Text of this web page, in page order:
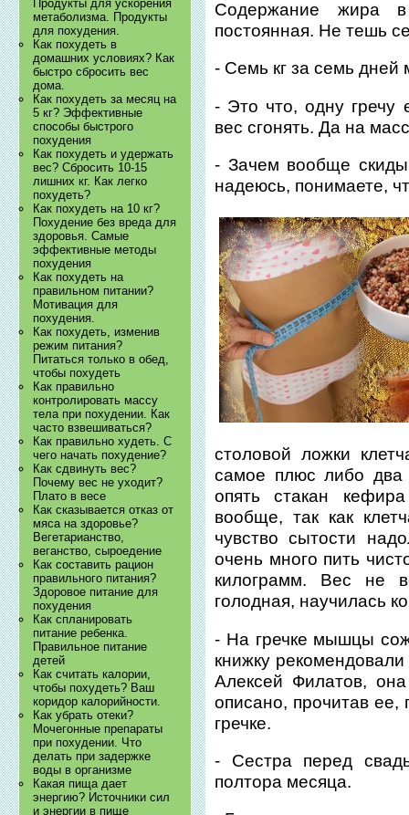
Продукты для ускорения
метаболизма. Продукты
для похудения.
Как похудеть в
домашних условиях? Как
быстро сбросить вес
дома.
Как похудеть за месяц на
5 кг? Эффективные
способы быстрого
похудения
Как похудеть и удержать
вес? Сбросить 10-15
лишних кг. Как легко
похудеть?
Как похудеть на 10 кг?
Похудение без вреда для
здоровья. Самые
эффективные методы
похудения
Как похудеть на
правильном питании?
Мотивация для
похудения.
Как похудеть, изменив
режим питания?
Питаться только в обед,
чтобы похудеть
Как правильно
контролировать массу
тела при похудении. Как
часто взвешиваться?
Как правильно худеть. С
чего начать похудение?
Как сдвинуть вес?
Почему вес не уходит?
Плато в весе
Как сказывается отказ от
мяса на здоровье?
Вегетарианство,
веганство, сыроедение
Как составить рацион
правильного питания?
Здоровое питание для
похудения
Как спланировать
питание ребенка.
Правильное питание
детей
Как считать калории,
чтобы похудеть? Ваш
коридор калорийности.
Как убрать отеки?
Мочегонные препараты
при похудении. Что
делать при задержке
воды в организме
Какая пища дает
энергию? Источники сил
и энергии в пище
Содержание жира
постоянная. Не тешь
- Семь кг за семь дней
- Это что, одну гречу
вес сгонять. Да на
- Зачем вообще
надеюсь, понимаете,
столовой ложки
самое плюс либо
опять стакан
вообще, так как
чувство сытости
очень много пить
килограмм. Вес не
голодная, научилась
- На гречке мышцы
книжку
Алексей Филатов,
описано, прочитав ее,
гречке.
- Сестра перед
полтора месяца.